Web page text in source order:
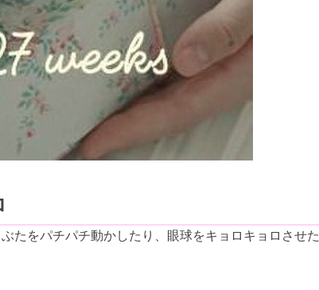
たをパチパチ動かしたり、眼球をキョロキョロさせた